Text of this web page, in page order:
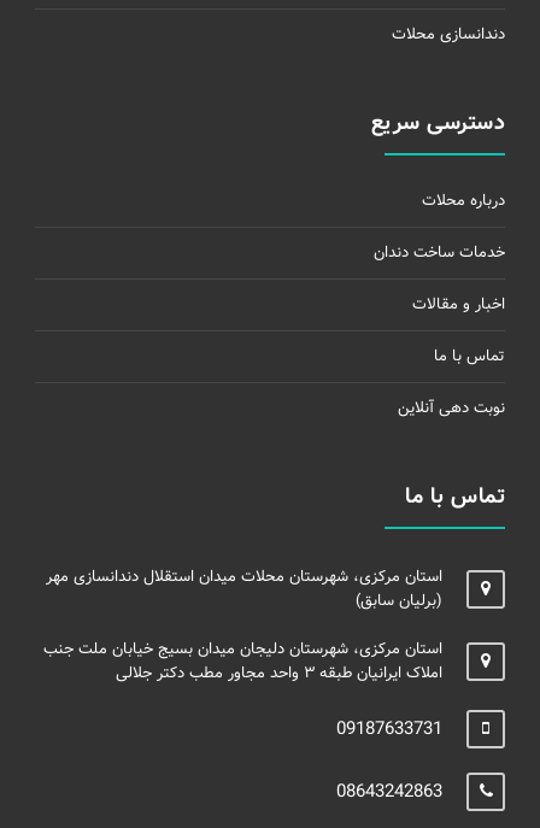
دندانسازی محلات
دسترسی سریع
درباره محلات
خدمات ساخت دندان
اخبار و مقالات
تماس با ما
نوبت دهی آنلاین
تماس با ما
استان مرکزی، شهرستان محلات میدان استقلال دندانسازی مهر
(برلیان سابق)
استان مرکزی، شهرستان دلیجان میدان بسیج خیابان ملت جنب
املاک ایرانیان طبقه ۳ واحد مجاور مطب دکتر جلالی
09187633731
08643242863